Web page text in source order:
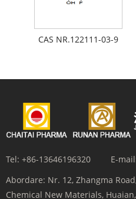
CAS NR.122111-03-9
Tel: +86-13646196320 E-
Abordare: Nr. 12, Zhangma
Chemical New Materials,